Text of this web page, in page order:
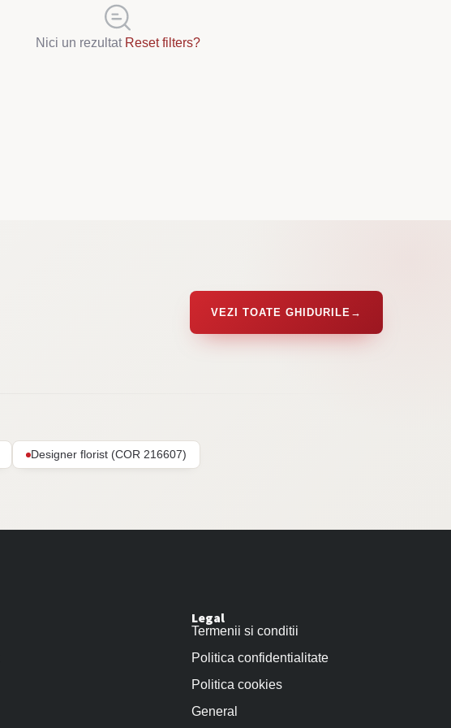
Nici un rezultat Reset filters?
VEZI TOATE GHIDURILE →
Designer florist (COR 216607)
Legal
Termenii si conditii
Politica confidentialitate
Politica cookies
General